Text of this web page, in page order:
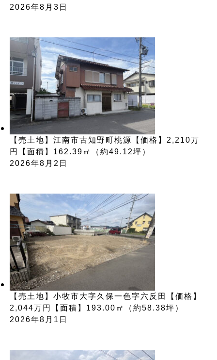
2026年8月3日
【売土地】江南市古知野町桃源【価格】2,210万
円【面積】162.39㎡（約49.12坪）
2026年8月2日
【売土地】小牧市大字久保一色字六反田【価格】
2,044万円【面積】193.00㎡（約58.38坪）
2026年8月1日